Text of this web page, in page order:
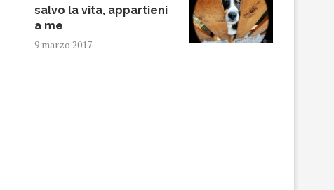
salvo la vita, appartieni
a me
9 marzo 2017